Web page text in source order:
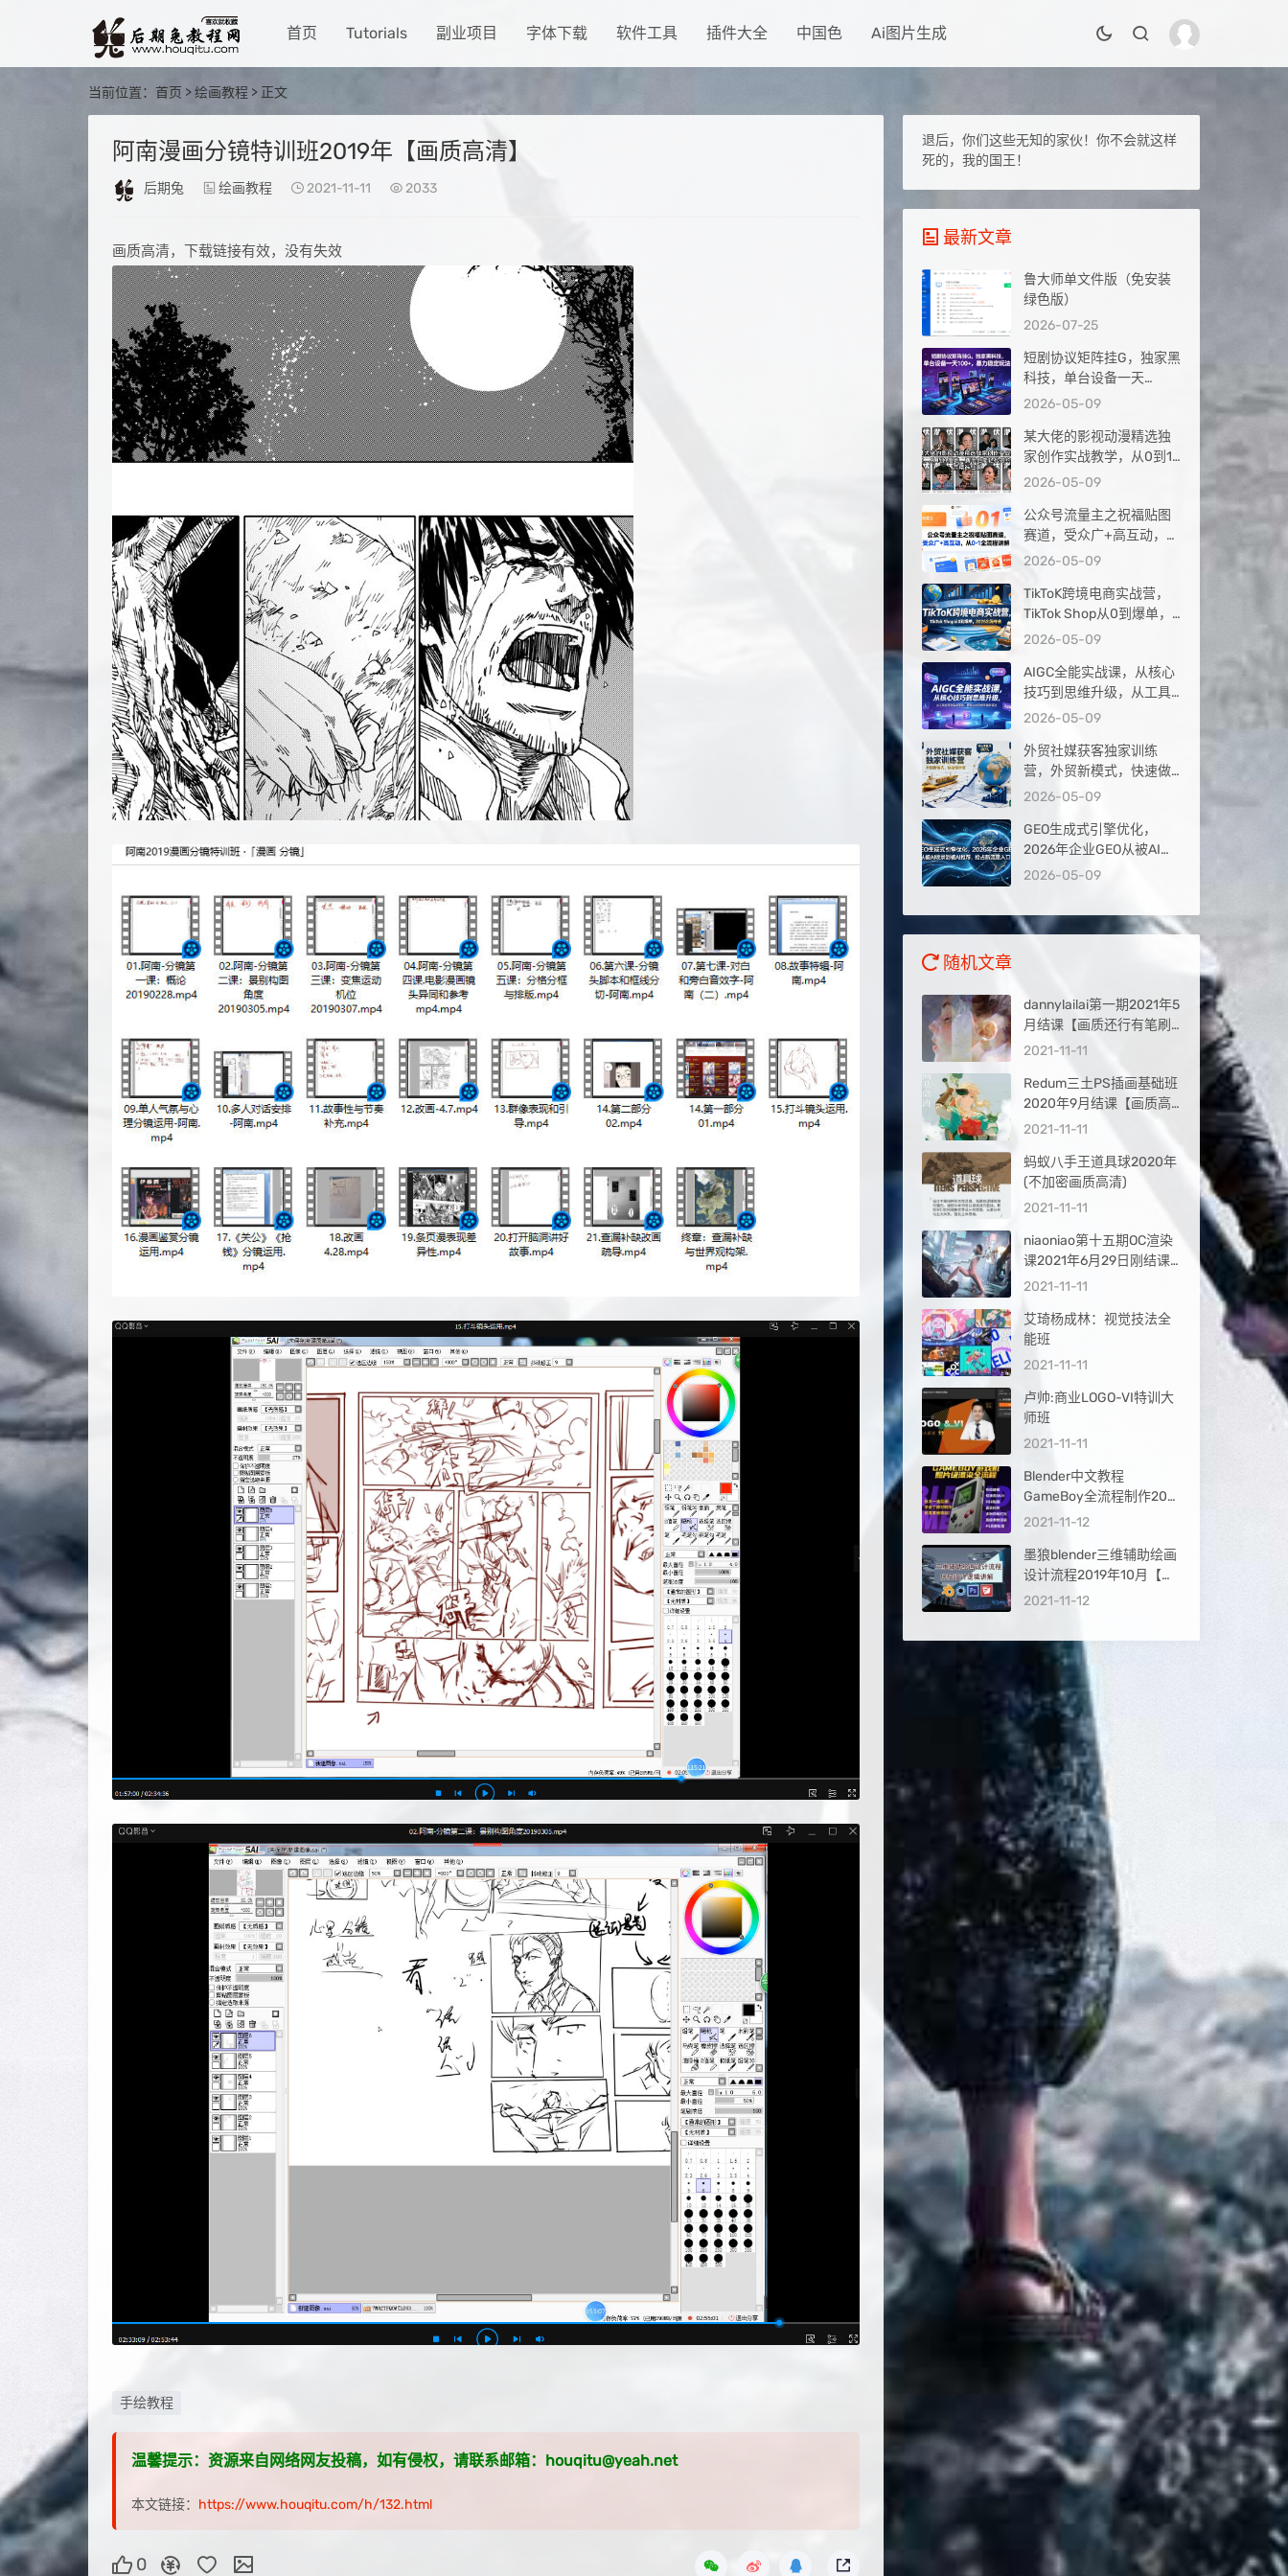
首页 Tutorials 副业项目 字体下载 软件工具 插件大全 中国色 Ai图片生成
当前位置： 首页 >绘画教程 > 正文
阿南漫画分镜特训班2019年【画质高清】
后期兔 绘画教程 2021-11-11 2033
画质高清，下载链接有效，没有失效
手绘教程
温馨提示：资源来自网络网友投稿，如有侵权，请联系邮箱：houqitu@yeah.net
本文链接： https://www.houqitu.com/h/132.html
0
退后，你们这些无知的家伙！你不会就这样
死的，我的国王！
最新文章
鲁大师单文件版（免安装
绿色版）
2026-07-25
短剧协议矩阵挂G，独家黑
科技，单台设备一天
100+，暴力稳定玩法【揭
2026-05-09
某大佬的影视动漫精选独
家创作实战教学，从0到1
落地，新手也能轻松签约
2026-05-09
公众号流量主之祝福贴图
赛道，受众广+高互动，从
0-1全流程讲解
2026-05-09
TikToK跨境电商实战营，
TikTok Shop从0到爆单，
2026出海夺金
2026-05-09
AIGC全能实战课，从核心
技巧到思维升级，从工具
应用到实战落地，解锁AI
2026-05-09
外贸社媒获客独家训练
营，外贸新模式，快速做
外贸（更新26年4月）
2026-05-09
GEO生成式引擎优化，
2026年企业GEO从被AI收
录到被AI推荐，抢占新流
2026-05-09
随机文章
dannylailai第一期2021年5
月结课【画质还行有笔刷
课件】
2021-11-11
Redum三土PS插画基础班
2020年9月结课【画质高
清有笔刷】
2021-11-11
蚂蚁八手王道具球2020年
(不加密画质高清)
2021-11-11
niaoniao第十五期OC渲染
课2021年6月29日刚结课
【画质高清有部分工程】
2021-11-11
艾琦杨成林：视觉技法全
能班
2021-11-11
卢帅:商业LOGO-VI特训大
师班
2021-11-11
Blender中文教程
GameBoy全流程制作2021
年6月结课【画质高清有素
2021-11-12
墨狼blender三维辅助绘画
设计流程2019年10月【画
质高清有素材】
2021-11-12